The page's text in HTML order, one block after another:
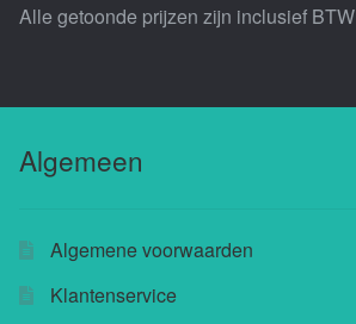
Buchu.de
Buchu.eu
Alle getoonde prijzen zijn inclusief BTW
Algemeen
Algemene voorwaarden
Klantenservice